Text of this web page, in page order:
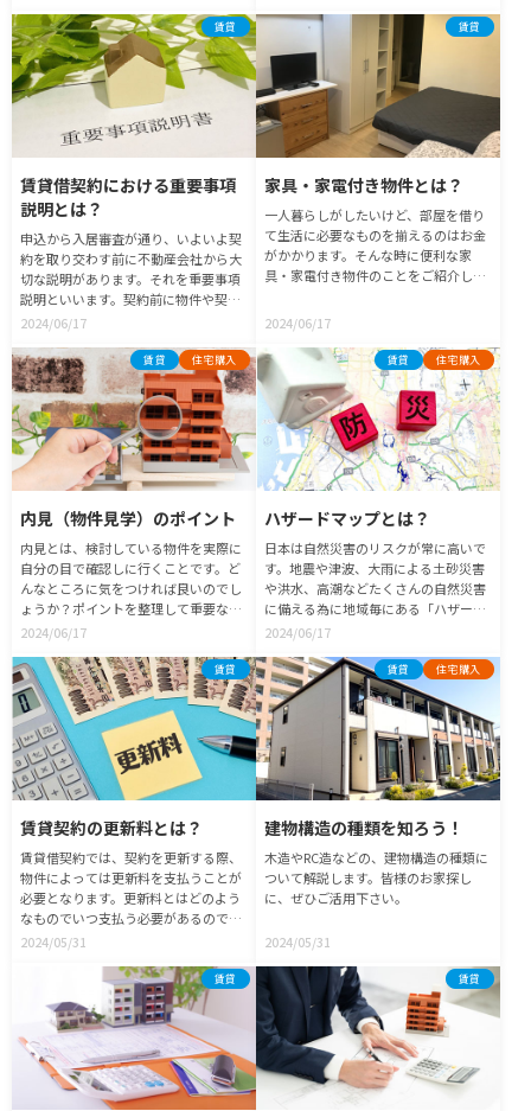
賃貸
賃貸借契約における重要事項
説明とは？
申込から入居審査が通り、いよいよ契
約を取り交わす前に不動産会社から大
切な説明があります。それを重要事項
説明といいます。契約前に物件や契約
内容の詳細を確認する最後の機会なの
かり説明を聞くことが大切です。
2024/06/17
賃貸
家具・家電付き物件とは？
一人暮らしがしたいけど、部屋を借り
て生活に必要なものを揃えるのはお金
がかかります。そんな時に便利な家
具・家電付き物件のことをご紹介しま
2024/06/17
賃貸 住宅購入
内見（物件見学）のポイント
内見とは、検討している物件を実際に
自分の目で確認しに行くことです。ど
んなところに気をつければ良いのでし
ょうか？ポイントを整理して重要な点
を明確にしてから内見に臨みましょ
2024/06/17
賃貸 住宅購入
ハザードマップとは？
日本は自然災害のリスクが常に高いで
す。地震や津波、大雨による土砂災害
や洪水、高潮などたくさんの自然災害
に備える為に地域毎にある「ハザード
マップ」があります。今回はハザード
説します！
2024/06/17
賃貸
賃貸契約の更新料とは？
賃貸借契約では、契約を更新する際、
物件によっては更新料を支払うことが
必要となります。更新料とはどのよう
なものでいつ支払う必要があるのでし
ょう？
2024/05/31
賃貸 住宅購入
建物構造の種類を知ろう！
木造やRC造などの、建物構造の種類に
ついて解説します。皆様のお家探し
に、ぜひご活用下さい。
2024/05/31
賃貸 賃貸